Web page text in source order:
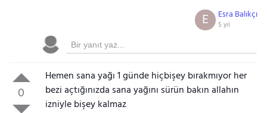
Esra Balıkçı
5 yıl
E
0
Hemen sana yağı 1 günde hiçbişey bırakmıyor her
bezi açtığınızda sana yağını sürün bakın allahın
izniyle bişey kalmaz